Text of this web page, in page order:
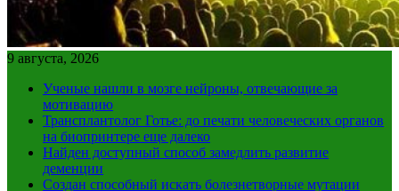
9 августа, 2026
Ученые нашли в мозге нейроны, отвечающие за
мотивацию
Трансплантолог Готье: до печати человеческих органов
на биопринтере еще далеко
Найден доступный способ замедлить развитие
деменции
Создан способный искать болезнетворные мутации